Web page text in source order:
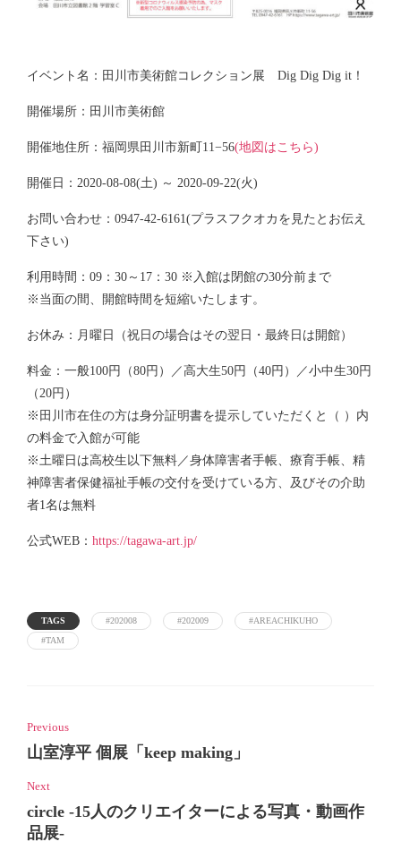
イベント名：田川市美術館コレクション展 Dig Dig Dig it！
開催場所：田川市美術館
開催地住所：福岡県田川市新町11−56(地図はこちら)
開催日：2020-08-08(土) ～ 2020-09-22(火)
お問い合わせ：0947-42-6161(プラスフクオカを見たとお伝え
下さい)
利用時間：09：30～17：30 ※入館は閉館の30分前まで
※当面の間、開館時間を短縮いたします。
お休み：月曜日（祝日の場合はその翌日・最終日は開館）
料金：一般100円（80円）／高大生50円（40円）／小中生30円
（20円）
※田川市在住の方は身分証明書を提示していただくと（ ）内
の料金で入館が可能
※土曜日は高校生以下無料／身体障害者手帳、療育手帳、精
神障害者保健福祉手帳の交付を受けている方、及びその介助
者1名は無料
公式WEB： https://tagawa-art.jp/
TAGS #202008 #202009
#AREACHIKUHO
#TAM
Previous
山室淳平 個展「keep making」
Next
circle -15人のクリエイターによる写真・動画作
品展-